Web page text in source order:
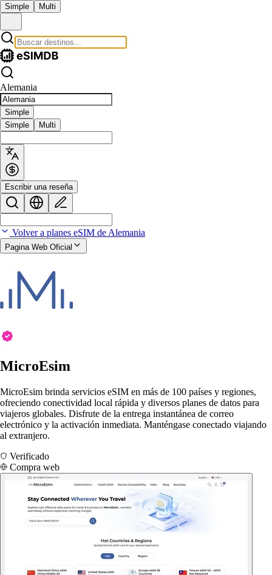
Simple Multi
Alemania
Simple
Simple
Multi
Escribir una reseña
Volver a planes eSIM de Alemania
Pagina Web Oficial
MicroEsim
MicroEsim brinda servicios eSIM en más de 100 países y regiones,
ofreciendo conectividad local rápida y diversos planes de datos para
viajeros globales. Disfrute de la entrega instantánea de correo
electrónico y la activación inmediata. Manténgase conectado viajando
al extranjero.
Verificado
Compra web